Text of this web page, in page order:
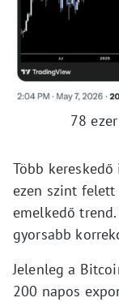
78
Több kereskedő
ezen szint
emelkedő
gyorsabb
Jelenleg a
200 napos